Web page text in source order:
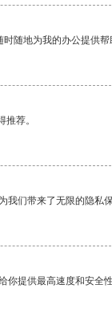
随地为我的办公提供帮
荐。
我们带来了无限的隐私
你提供最高速度和安全